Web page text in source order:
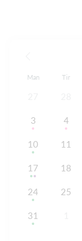
Man Tir
3 4
10 11
17 18
24 25
31